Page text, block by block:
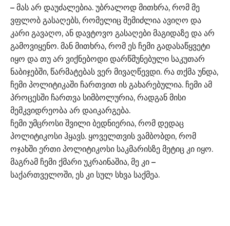
– მას არ დაუძალებია. უბრალოდ მითხრა, რომ მე
ვფლობ გასაღებს, რომელიც შემიძლია ავიღო და
კარი გავაღო, ან დავტოვო გასაღები მაგიდაზე და არ
გამოვიყენო. მან მითხრა, რომ ეს ჩემი გადასაწყვეტი
იყო და თუ არ ვიქნებოდი დარწმუნებული საკუთარ
ნაბიჯებში, წარმატებას ვერ მივაღწევდი. რა თქმა უნდა,
ჩემი პოლიტიკაში ჩართვით ის გახარებულია. ჩემი ამ
პროცესში ჩართვა სიმბოლურია, რადგან მისი
მემკვიდრეობა არ დაიკარგება.
ჩემი უმცროსი შვილი ბედნიერია, რომ დედაც
პოლიტიკოსი ჰყავს. ყოველთვის ვამბობდი, რომ
ოჯახში ერთი პოლიტიკოსი საკმარისზე მეტიც კი იყო.
მაგრამ ჩემი ქმარი უკრაინაშია, მე კი –
საქართველოში, ეს კი სულ სხვა საქმეა.